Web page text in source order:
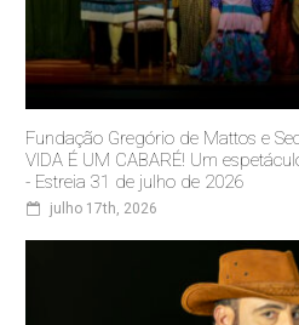
Fundação Gregório de Mattos e
VIDA É UM CABARÉ! Um
- Estreia 31 de julho de 2026
julho 17th, 2026